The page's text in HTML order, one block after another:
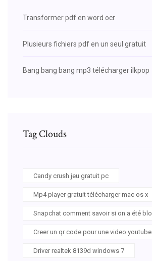
Transformer pdf en word ocr
Plusieurs fichiers pdf en un seul gratuit
Bang bang bang mp3 télécharger ilkpop
Tag Clouds
Candy crush jeu gratuit pc
Mp4 player gratuit télécharger mac os x
Snapchat comment savoir si on a été
Creer un qr code pour une video youtube
Driver realtek 8139d windows 7